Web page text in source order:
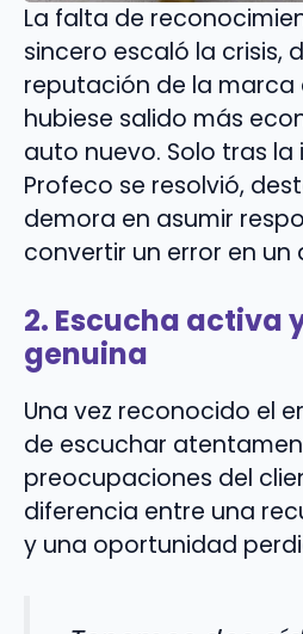
La falta de
sincero escaló la crisis,
reputación de la marca
hubiese salido más
auto nuevo. Solo tras
Profeco se resolvió,
demora en asumir
convertir un error en un
2. Escucha activa
genuina
Una vez reconocido el
de escuchar
preocupaciones del
diferencia entre una
y una oportunidad